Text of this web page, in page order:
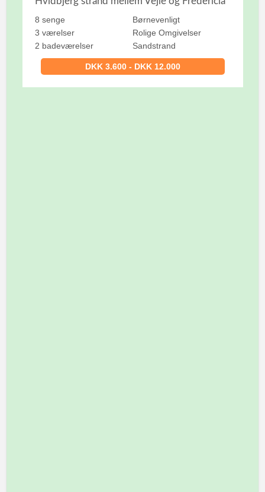
8 senge
3 værelser
2 badeværelser
Børnevenligt
Rolige Omgivelser
Sandstrand
DKK 3.600 - DKK 12.000